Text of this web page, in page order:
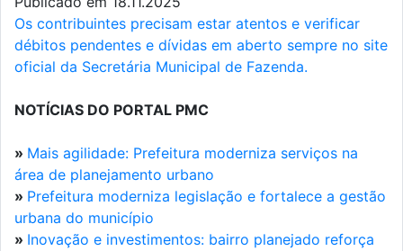
Os contribuintes precisam estar atentos e verificar
débitos pendentes e dívidas em aberto sempre no site
oficial da Secretária Municipal de Fazenda.
NOTÍCIAS DO PORTAL PMC
» Mais agilidade: Prefeitura moderniza serviços na
área de planejamento urbano
» Prefeitura moderniza legislação e fortalece a gestão
urbana do município
» Inovação e investimentos: bairro planejado reforça